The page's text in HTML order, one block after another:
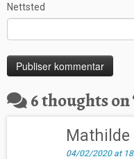
Nettsted
6 thoughts on
Mathilde
04/02/2020 at